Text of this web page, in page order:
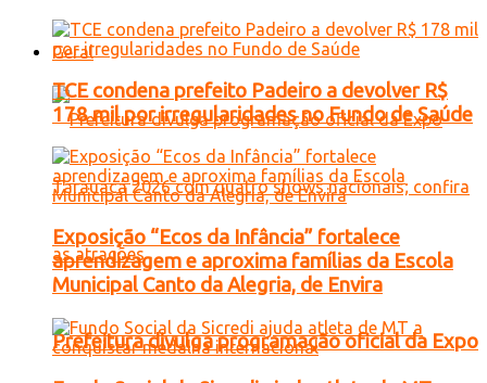
Geral
Prefeitura divulga programação oficial da Expo
TCE condena prefeito Padeiro a devolver R$
178 mil por irregularidades no Fundo de Saúde
Exposição “Ecos da Infância” fortalece
aprendizagem e aproxima famílias da Escola
Municipal Canto da Alegria, de Envira